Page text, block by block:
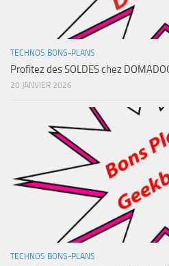
TECHNOS BONS-PLANS
Profitez des SOLDES chez
20 JANVIER 2026
TECHNOS BONS-PLANS